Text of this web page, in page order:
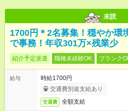
未読
1700円＊2名募集！穏やか環
で事務！年収301万×残業少
紹介予定派遣 職種未経験OK ブランク
給与
時給1700円
交通費別途支給あり
交通費 全額支給